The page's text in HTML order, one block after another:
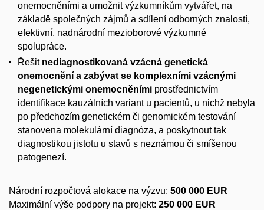
onemocněními a umožnit výzkumníkům vytvářet, na
základě společných zájmů a sdílení odborných znalostí,
efektivní, nadnárodní mezioborové výzkumné
spolupráce.
Řešit nediagnostikovaná vzácná genetická
onemocnění a zabývat se komplexními vzácnými
negenetickými onemocněními prostřednictvím
identifikace kauzálních variant u pacientů, u nichž nebyla
po předchozím genetickém či genomickém testování
stanovena molekulární diagnóza, a poskytnout tak
diagnostikou jistotu u stavů s neznámou či smíšenou
patogenezí.
Národní rozpočtová alokace na výzvu: 500 000 EUR
Maximální výše podpory na projekt: 250 000 EUR